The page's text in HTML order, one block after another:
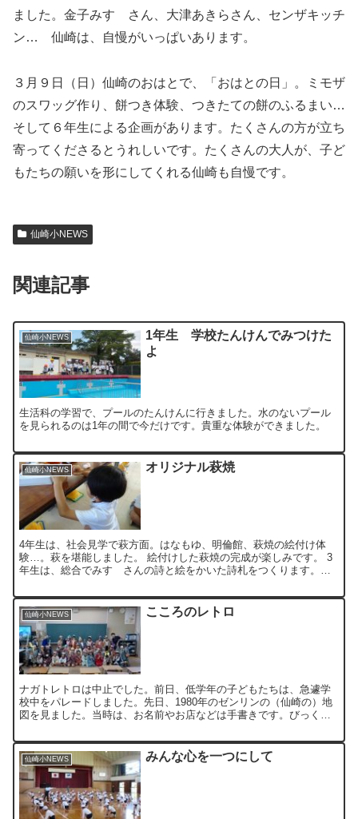
ました。金子みすゞさん、大津あきらさん、センザキッチ
ン… 仙崎は、自慢がいっぱいあります。
３月９日（日）仙崎のおはとで、「おはとの日」。ミモザ
のスワッグ作り、餅つき体験、つきたての餅のふるまい…
そして６年生による企画があります。たくさんの方が立ち
寄ってくださるとうれしいです。たくさんの大人が、子ど
もたちの願いを形にしてくれる仙崎も自慢です。
仙崎小NEWS
関連記事
仙崎小NEWS
1年生 学校たんけんでみつけた
よ
生活科の学習で、プールのたんけんに行きました。水のないプール
を見られるのは1年の間で今だけです。貴重な体験ができました。
仙崎小NEWS オリジナル萩焼
4年生は、社会見学で萩方面。はなもゆ、明倫館、萩焼の絵付け体
験…。萩を堪能しました。 絵付けした萩焼の完成が楽しみです。 3
年生は、総合でみすゞさんの詩と絵をかいた詩札をつくります。
仙崎小NEWS こころのレトロ
ナガトレトロは中止でした。前日、低学年の子どもたちは、急遽学
校中をパレードしました。先日、1980年のゼンリンの（仙崎の）地
図を見ました。当時は、お名前やお店などは手書きです。びっくり
仙崎小NEWS みんな心を一つにして